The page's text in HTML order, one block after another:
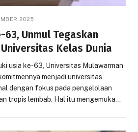
2025
Unmul Tegaskan
Kelas Dunia
usia ke-63, Universitas Mulawarman
menjadi universitas
dengan fokus pada pengelolaan
tropis lembab. Hal itu mengemuka…